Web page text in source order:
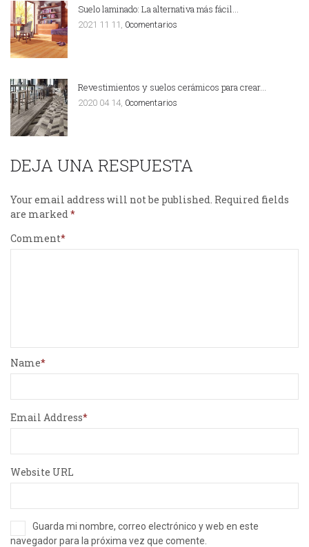
Suelo laminado: La alternativa más fácil…
2021 11 11, 0comentarios
Revestimientos y suelos cerámicos para crear…
2020 04 14, 0comentarios
DEJA UNA RESPUESTA
Your email address will not be published. Required fields
are marked
Comment
Name
Email Address
Website URL
Guarda mi nombre, correo electrónico y web en este
navegador para la próxima vez que comente.